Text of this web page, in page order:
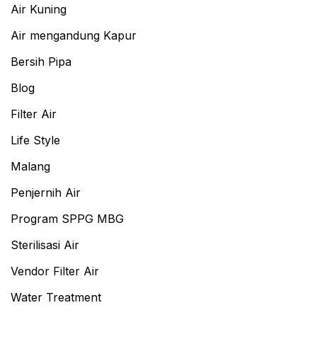
Air Kuning
Air mengandung Kapur
Bersih Pipa
Blog
Filter Air
Life Style
Malang
Penjernih Air
Program SPPG MBG
Sterilisasi Air
Vendor Filter Air
Water Treatment